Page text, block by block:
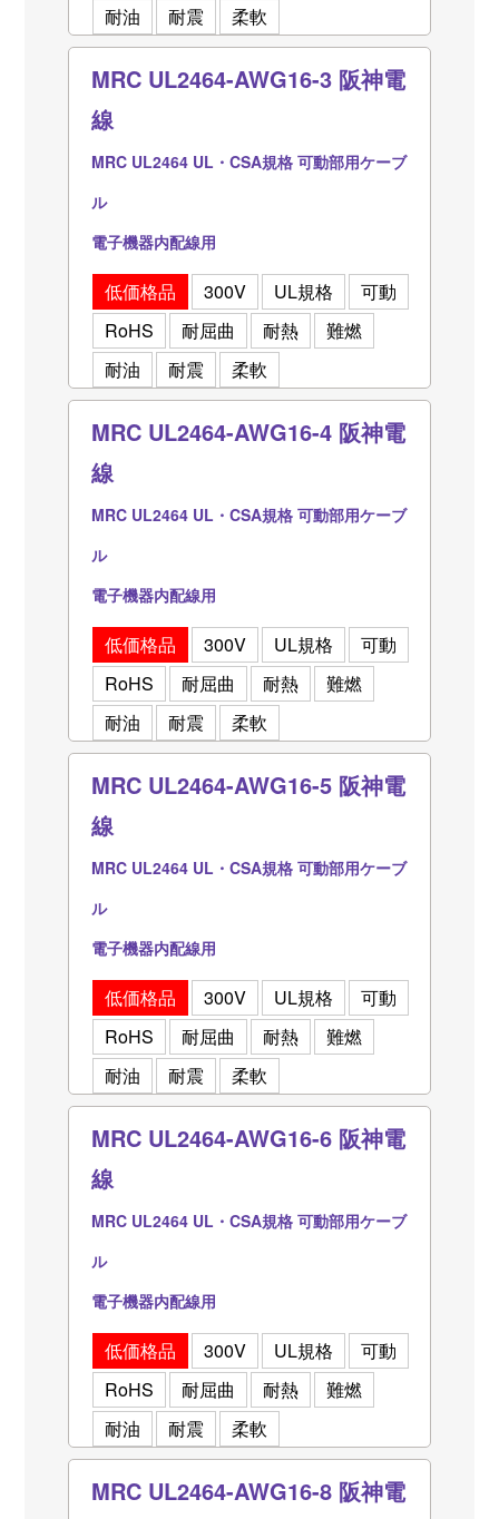
耐油
耐震 柔軟
MRC UL2464-AWG16-3 阪神電
線
MRC UL2464 UL・CSA規格 可動部用ケーブ
ル
電子機器内配線用
低価格品 300V UL規格
可動
RoHS
耐屈曲 耐熱
難燃
耐油
耐震 柔軟
MRC UL2464-AWG16-4 阪神電
線
MRC UL2464 UL・CSA規格 可動部用ケーブ
ル
電子機器内配線用
低価格品 300V UL規格
可動
RoHS
耐屈曲 耐熱
難燃
耐油
耐震 柔軟
MRC UL2464-AWG16-5 阪神電
線
MRC UL2464 UL・CSA規格 可動部用ケーブ
ル
電子機器内配線用
低価格品 300V UL規格
可動
RoHS
耐屈曲 耐熱
難燃
耐油
耐震 柔軟
MRC UL2464-AWG16-6 阪神電
線
MRC UL2464 UL・CSA規格 可動部用ケーブ
ル
電子機器内配線用
低価格品 300V UL規格
可動
RoHS
耐屈曲 耐熱
難燃
耐油
耐震 柔軟
MRC UL2464-AWG16-8 阪神電